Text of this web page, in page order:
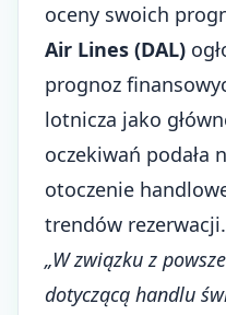
oceny swoich
Air Lines (DAL)
prognoz
lotnicza jako
oczekiwań podała
otoczenie
trendów rezerwacji.
„W związku z
dotyczącą handlu